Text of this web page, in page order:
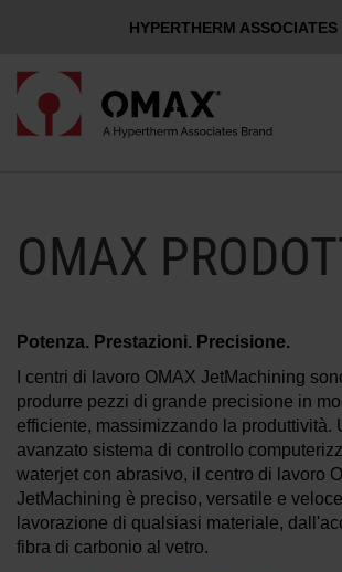
HYPERTHERM ASSOCIATES
Plasma Hypertherm
PAGINA DI ACCESSO
INNOVAZIONI OMAX
IL VANTAGGIO DI OMAX
INFORMAZIONI SULLE MACCHINE
OMAX
Potenza. Prestazioni. Precisione.
I centri di lavoro OMAX JetMachining
produrre pezzi di grande precisione in
efficiente, massimizzando la produttività.
avanzato sistema di controllo
waterjet con abrasivo, il centro di lavoro
JetMachining è preciso, versatile e
lavorazione di qualsiasi materiale,
fibra di carbonio al vetro.